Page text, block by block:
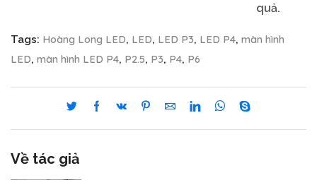
quả.
Tags: Hoàng Long LED, LED, LED P3, LED P4, màn hình
LED, màn hình LED P4, P2.5, P3, P4, P6
Về tác giả